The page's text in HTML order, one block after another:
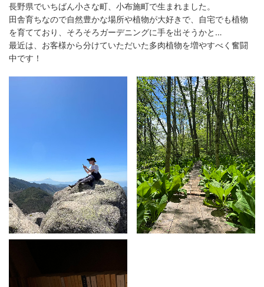
長野県でいちばん小さな町、小布施町で生まれました。
田舎育ちなので自然豊かな場所や植物が大好きで、自宅でも植物
を育てており、そろそろガーデニングに手を出そうかと…
最近は、お客様から分けていただいた多肉植物を増やすべく奮闘
中です！